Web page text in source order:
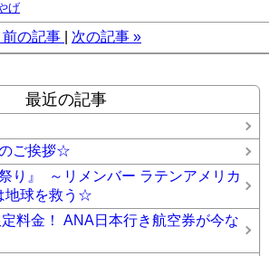
げ
前の記事 次の記事 »
最近の記事
ご挨拶☆
り』 ～リメンバー ラテンアメリカ
地球を救う☆
料金！ ANA日本行き航空券が今な